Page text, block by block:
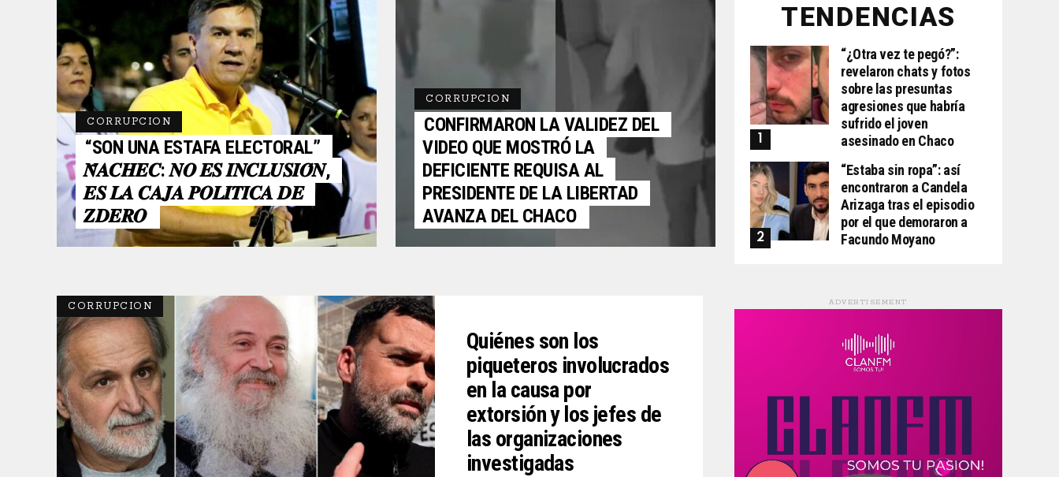
CORRUPCION
“SON UNA ESTAFA ELECTORAL”
𝑵̃𝑨𝑪𝑯𝑬𝑪: 𝑵𝑶 𝑬𝑺 𝑰𝑵𝑪𝑳𝑼𝑺𝑰𝑶́𝑵,
𝑬𝑺 𝑳𝑨 𝑪𝑨𝑱𝑨 𝑷𝑶𝑳𝑰́𝑻𝑰𝑪𝑨 𝑫𝑬
𝒁𝑫𝑬𝑹𝑶
CORRUPCION
CONFIRMARON LA VALIDEZ DEL
VIDEO QUE MOSTRÓ LA
DEFICIENTE REQUISA AL
PRESIDENTE DE LA LIBERTAD
AVANZA DEL CHACO
TENDENCIAS
“¿Otra vez te pegó?”:
revelaron chats y fotos
sobre las presuntas
agresiones que habría
sufrido el joven
asesinado en Chaco
“Estaba sin ropa”: así
encontraron a Candela
Arizaga tras el episodio
por el que demoraron a
Facundo Moyano
CORRUPCION
Quiénes son los
piqueteros involucrados
en la causa por
extorsión y los jefes de
las organizaciones
investigadas
ADVERTISEMENT